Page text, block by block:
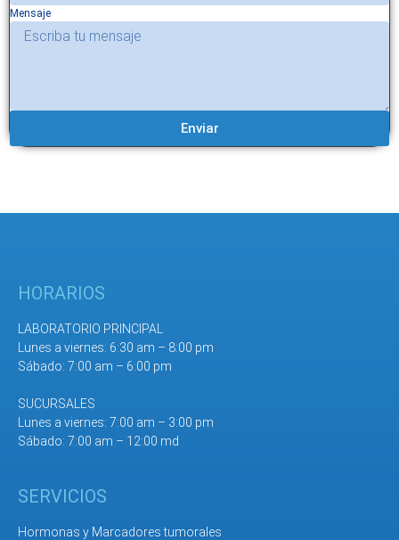
Mensaje
Enviar
HORARIOS
LABORATORIO PRINCIPAL
Lunes a viernes: 6:30 am – 8:00 pm
Sábado: 7:00 am – 6:00 pm
SUCURSALES
Lunes a viernes: 7:00 am – 3:00 pm
Sábado: 7:00 am – 12:00 md
SERVICIOS
Hormonas y Marcadores tumorales